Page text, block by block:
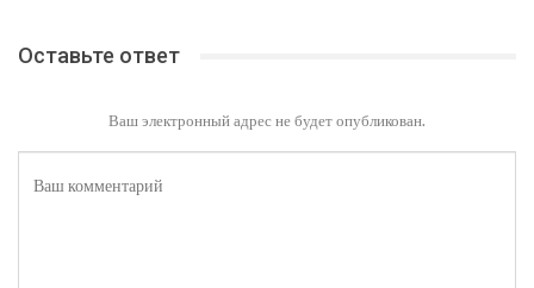
Оставьте ответ
Ваш электронный адрес не будет опубликован.